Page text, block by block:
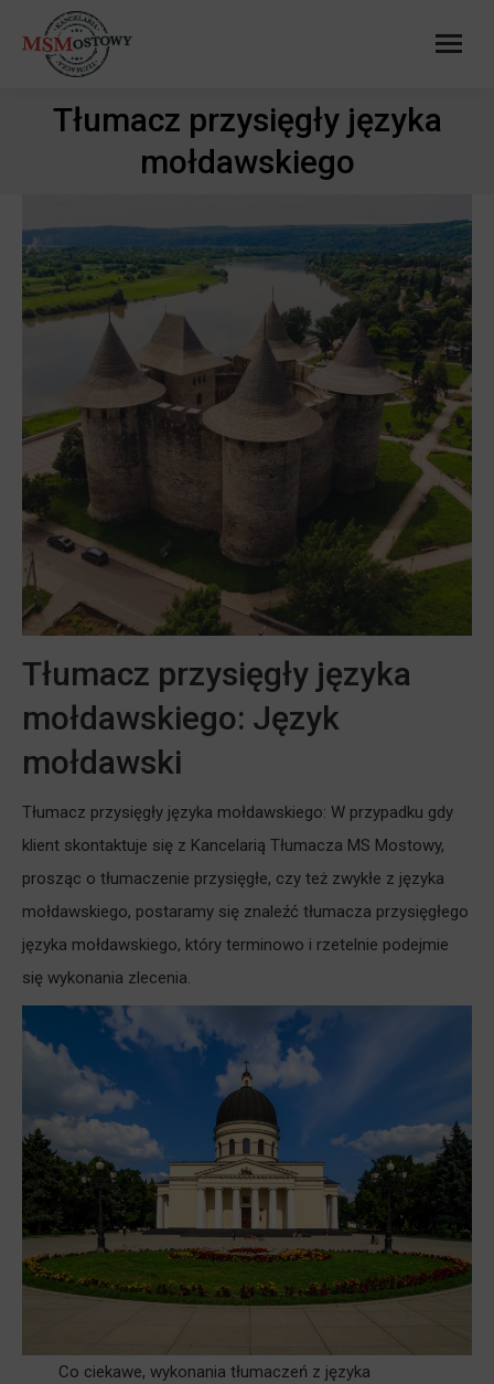
Tłumacz przysięgły języka
mołdawskiego
Jesteś tutaj:
Tłumacz przysięgły języka
mołdawskiego: Język
mołdawski
Tłumacz przysięgły języka mołdawskiego: W przypadku gdy
klient skontaktuje się z Kancelarią Tłumacza MS Mostowy,
prosząc o tłumaczenie przysięgłe, czy też zwykłe z języka
mołdawskiego, postaramy się znaleźć tłumacza przysięgłego
języka mołdawskiego, który terminowo i rzetelnie podejmie
się wykonania zlecenia.
Co ciekawe, wykonania tłumaczeń z języka